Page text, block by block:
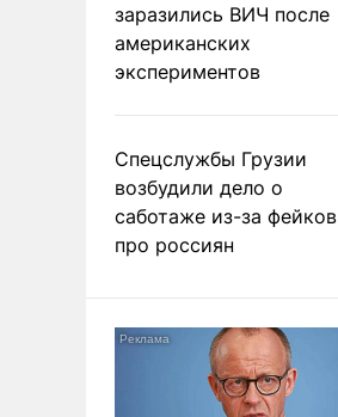
заразились ВИЧ после
американских
экспериментов
Спецслужбы Грузии
возбудили дело о
саботаже из-за фейков
про россиян